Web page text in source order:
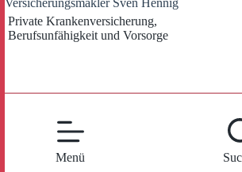
Versicherungsmakler Sven Hennig
Private Krankenversicherung,
Berufsunfähigkeit und Vorsorge
Menü